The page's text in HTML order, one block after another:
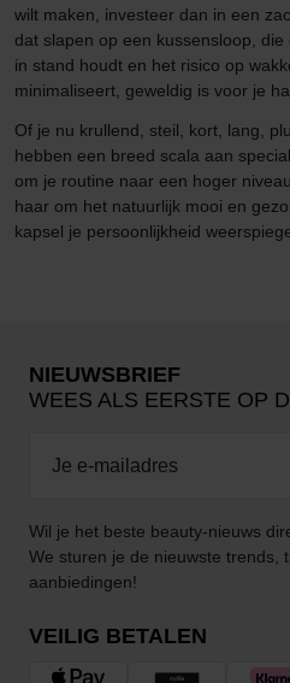
wilt maken, investeer dan in een
dat slapen op een kussensloop,
in stand houdt en het risico op
minimaliseert, geweldig is voor je
Of je nu krullend, steil, kort, lang,
hebben een breed scala aan
om je routine naar een hoger
haar om het natuurlijk mooi en
kapsel je persoonlijkheid
NIEUWSBRIEF
WEES ALS EERSTE OP
Wil je het beste beauty-nieuws
We sturen je de nieuwste trends,
aanbiedingen!
VEILIG BETALEN